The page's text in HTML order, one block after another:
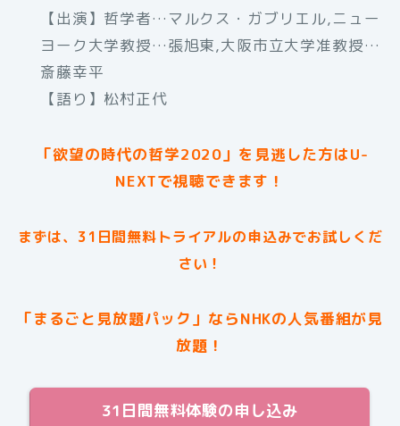
【出演】哲学者…マルクス・ガブリエル,ニュー
ヨーク大学教授…張旭東,大阪市立大学准教授…
斎藤幸平
【語り】松村正代
「欲望の時代の哲学2020」を見逃した方はU-
NEXTで視聴できます！
まずは、31日間無料トライアルの申込みでお試しくだ
さい！
「まるごと見放題パック」ならNHKの人気番組が見
放題！
31日間無料体験の申し込み